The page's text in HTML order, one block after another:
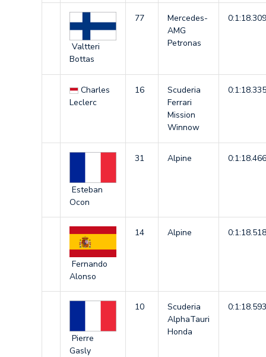
Valtteri
Bottas
77
Mercedes-
AMG
Petronas
0:1:18.309
Charles
Leclerc
16
Scuderia
Ferrari
Mission
Winnow
0:1:18.335
Esteban
Ocon
31 Alpine 0:1:18.466
Fernando
Alonso
14 Alpine 0:1:18.518
Pierre
Gasly
10
Scuderia
AlphaTauri
Honda
0:1:18.593